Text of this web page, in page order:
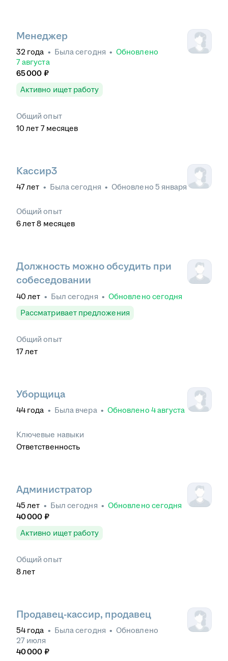
Менеджер
32 года • Быласегодня • Обновлено
7 августа
65 000 ₽
Активно ищет работу
Общий опыт
10 лет 7 месяцев
Кассир3
47лет • Быласегодня • Обновлено 5 января
Общий опыт
6лет 8 месяцев
Должность можно обсудить при
собеседовании
40 лет • Был сегодня • Обновлено сегодня
Рассматривает предложения
Общий опыт
17лет
Уборщица
44 года • Была вчера • Обновлено 4 августа
Ключевые навыки
Ответственность
Администратор
45 лет • Был сегодня • Обновлено сегодня
40 000 ₽
Активно ищет работу
Общий опыт
8лет
Продавец-кассир, продавец
54 года • Быласегодня • Обновлено
27 июля
40 000 ₽